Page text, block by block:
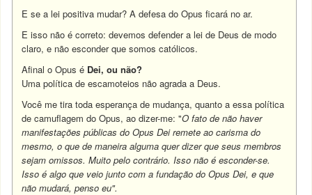
E se a lei positiva mudar? A defesa do Opus ficará no ar.
E isso não é correto: devemos defender a lei de Deus de modo
claro, e não esconder que somos católicos.
Afinal o Opus é Dei, ou não?
Uma política de escamoteios não agrada a Deus.
Você me tira toda esperança de mudança, quanto a essa política
de camuflagem do Opus, ao dizer-me: "O fato de não haver
manifestações públicas do Opus Dei remete ao carisma do
mesmo, o que de maneira alguma quer dizer que seus membros
sejam omissos. Muito pelo contrário. Isso não é esconder-se.
Isso é algo que veio junto com a fundação do Opus Dei, e que
não mudará, penso eu".